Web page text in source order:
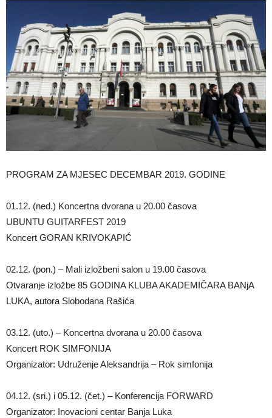
PROGRAM ZA MJESEC DECEMBAR 2019. GODINE
01.12. (ned.) Koncertna dvorana u 20.00 časova
UBUNTU GUITARFEST 2019
Koncert GORAN KRIVOKAPIĆ
02.12. (pon.) – Mali izložbeni salon u 19.00 časova
Otvaranje izložbe 85 GODINA KLUBA AKADEMIČARA BANjA
LUKA, autora Slobodana Rašića
03.12. (uto.) – Koncertna dvorana u 20.00 časova
Koncert ROK SIMFONIJA
Organizator: Udruženje Aleksandrija – Rok simfonija
04.12. (sri.) i 05.12. (čet.) – Konferencija FORWARD
Organizator: Inovacioni centar Banja Luka